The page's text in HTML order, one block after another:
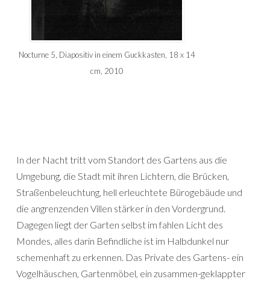
Nocturne 5, Diapositiv in einem Guckkasten, 18 x 14
cm, 2010
In der Nacht tritt vom Standort des Gartens aus die
Umgebung, die Stadt mit ihren Lichtern, die Brücken,
Straßenbeleuchtung, hell erleuchtete Bürogebäude und
die angrenzenden Villen stärker in den Vordergrund.
Dagegen liegt der Garten selbst im fahlen Licht des
Mondes, alles darin Befindliche ist im Halbdunkel nur
schemenhaft zu erkennen. Das Private des Gartens- ein
Vogelhäuschen, Gartenmöbel, ein zusammen-geklappter